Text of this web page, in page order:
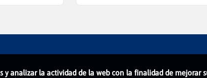
y analizar la actividad de la web con la finalidad de mejorar